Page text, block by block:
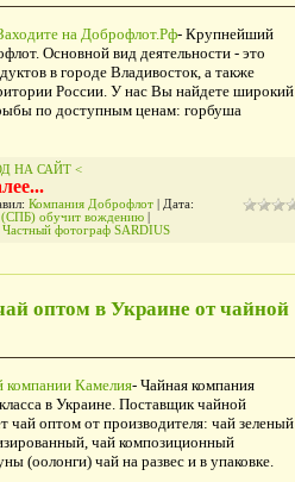
на Доброфлот.Рф- Крупнейший
Основной вид деятельности - это
в городе Владивосток, а также
России. У нас Вы найдете широкий
по доступным ценам: горбуша
НА САЙТ <
Компания Доброфлот| Дата:
(СПБ) обучит вождению|
Частный фотограф SARDIUS
оптом в Украине от чайной
компании Камелия- Чайная компания
в Украине. Поставщик чайной
чай оптом от производителя: чай зеленый
чай композиционный
(оолонги) чай на развес и в упаковке.